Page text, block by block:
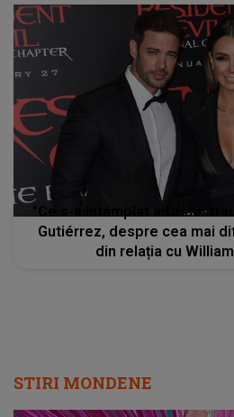
"Ce s-a întâmplat a fost o
Gutiérrez, despre cea mai
din relația cu
STIRI MONDENE